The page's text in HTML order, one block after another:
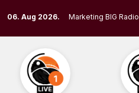
to
content
06. Aug 2026. Marketing BIG Radio